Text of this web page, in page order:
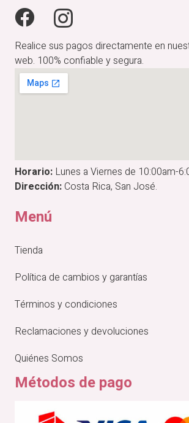
Realice sus pagos directamente en
web. 100% confiable y segura.
Horario: Lunes a Viernes de 10:00am-
Dirección:Costa Rica, San José.
Menú
Tienda
Política de cambios y garantías
Términos y condiciones
Reclamaciones y devoluciones
Quiénes Somos
Métodos de pago